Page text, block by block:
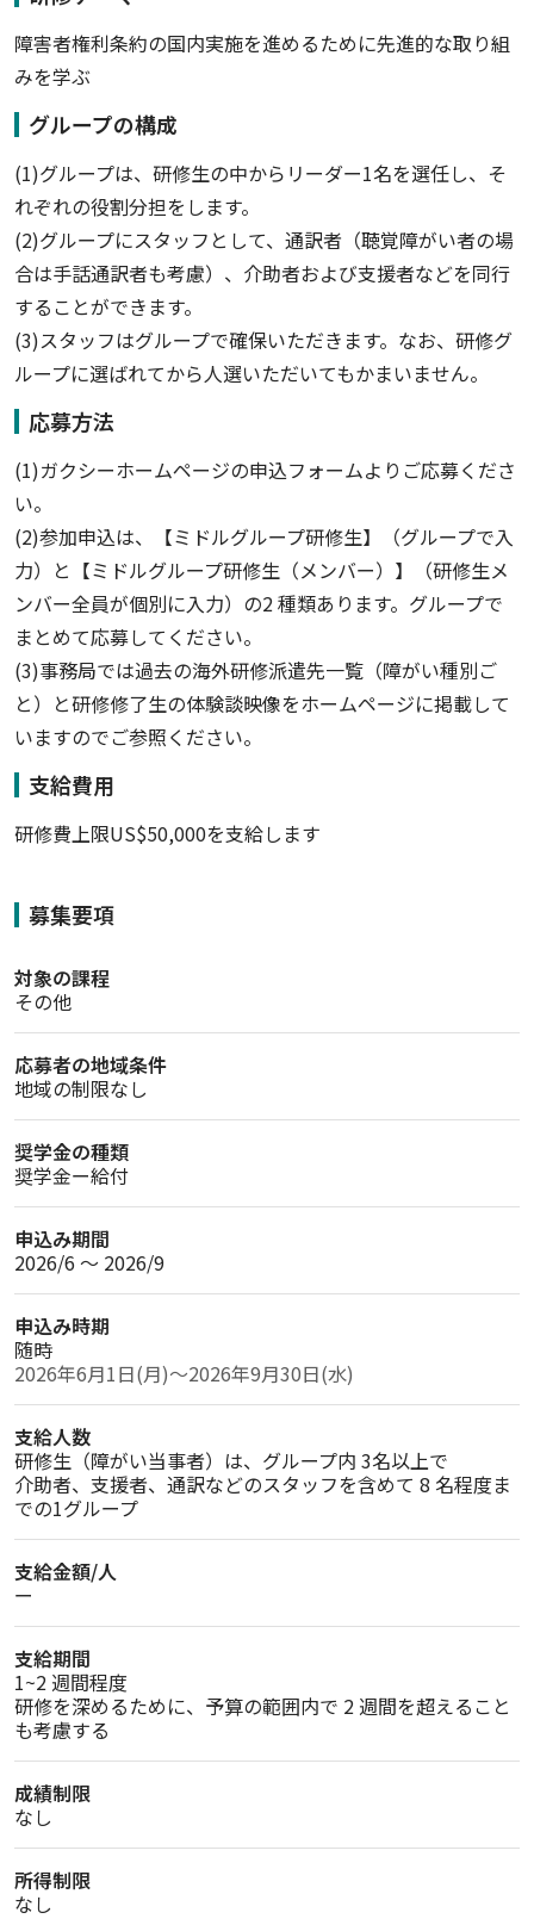
障害者権利条約の国内実施を進めるために先進的な取り組
みを学ぶ
グループの構成
(1)グループは、研修生の中からリーダー1名を選任し、そ
れぞれの役割分担をします。
(2)グループにスタッフとして、通訳者（聴覚障がい者の場
合は手話通訳者も考慮）、介助者および支援者などを同行
することができます。
(3)スタッフはグループで確保いただきます。なお、研修グ
ループに選ばれてから人選いただいてもかまいません。
応募方法
(1)ガクシーホームページの申込フォームよりご応募くださ
い。
(2)参加申込は、【ミドルグループ研修生】（グループで入
力）と【ミドルグループ研修生（メンバー）】（研修生メ
ンバー全員が個別に入力）の2 種類あります。グループで
まとめて応募してください。
(3)事務局では過去の海外研修派遣先一覧（障がい種別ご
と）と研修修了生の体験談映像をホームページに掲載して
いますのでご参照ください。
支給費用
研修費上限US$50,000を支給します
募集要項
対象の課程
その他
応募者の地域条件
地域の制限なし
奨学金の種類
奨学金ー給付
申込み期間
2026/6 〜 2026/9
申込み時期
随時
2026年6月1日(月)～2026年9月30日(水)
支給人数
研修生（障がい当事者）は、グループ内 3名以上で
介助者、支援者、通訳などのスタッフを含めて 8 名程度ま
での1グループ
支給金額/人
ー
支給期間
1~2 週間程度
研修を深めるために、予算の範囲内で 2 週間を超えること
も考慮する
成績制限
なし
所得制限
なし